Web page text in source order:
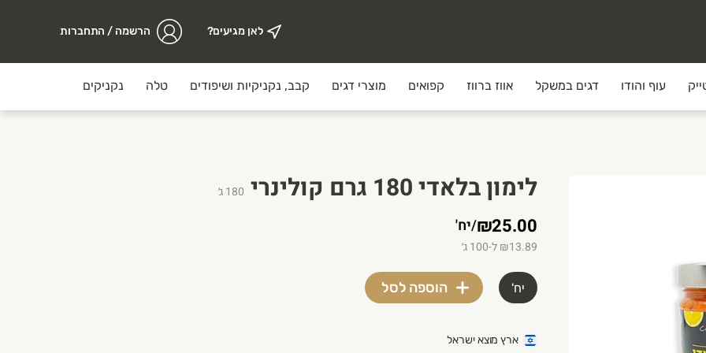
האיכותיים ביותר והשירות הטוב ביותר עד הבית. אצלנו יש ערך עליון וחשיבות גדולה לאיכות הבשר, אופן האריזה ותהליך
לאן מגיעים? הרשמה / התחברות
עוף והודו דגים במשקל אווז ברווז קפואים מוצרי דגים קבב, נקניקיות ושיפודים טלה נקניקים
לימון בלאדי 180 גרם קולינרי 180ג׳
₪25.00
/יח'
₪13.89 ל-100 ג׳
יח' הוספה לסל
ארץ מוצא ישראל